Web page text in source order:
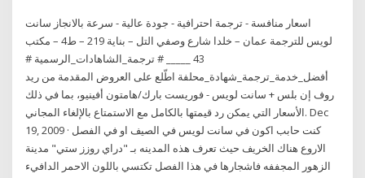
اسعار منافسة - ترجمة احترافية - جودة عالية - سرعة بالانجاز سانت
لويس للترجمة عمان – خلدا شارع وصفي التل – بناية 219 – ط4 – مكتب
43 _____ # ترجمة_الشاهادات_الرسمية #
أفضل_خدمة_ترجمة_شهادة_محلفة اطّلع على العروض المقدمة من ريد
روف إن بلس + سانت لويس - فوريست بارك/هامتون أفينيو، بما في ذلك
الأسعار التي يمكن رد قيمتها بالكامل مع الاستمتاع بالإلغاء المجاني. Dec
19, 2009 · كنت حابب اكون في سانت لويس في الصيف او في الفصل
الاروع هناك الخريف حيث تعرف هذه المدينه بـ "دراي روزز ستي" مدينة
الزهور المجففه فاشجارها في هذا الفصل تكتسي باللون الاحمر الدافيء